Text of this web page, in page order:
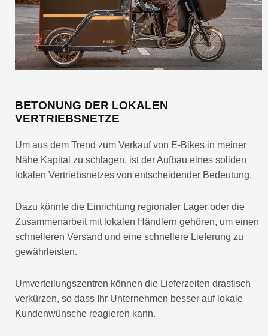
BETONUNG DER LOKALEN
VERTRIEBSNETZE
Um aus dem Trend zum Verkauf von E-Bikes in meiner
Nähe Kapital zu schlagen, ist der Aufbau eines soliden
lokalen Vertriebsnetzes von entscheidender Bedeutung.
Dazu könnte die Einrichtung regionaler Lager oder die
Zusammenarbeit mit lokalen Händlern gehören, um einen
schnelleren Versand und eine schnellere Lieferung zu
gewährleisten.
Umverteilungszentren können die Lieferzeiten drastisch
verkürzen, so dass Ihr Unternehmen besser auf lokale
Kundenwünsche reagieren kann.